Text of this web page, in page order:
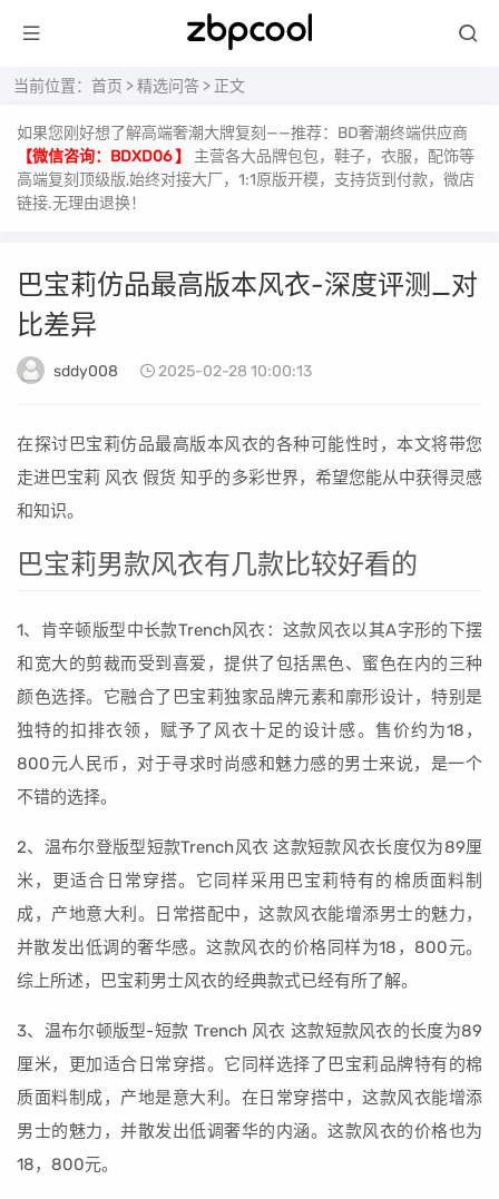
当前位置： 首页 >精选问答 > 正文
如果您刚好想了解高端奢潮大牌复刻——推荐：BD奢潮终端供应商
【微信咨询：BDXD06 】
主营各大品牌包包，鞋子，衣服，配饰等
高端复刻顶级版,始终对接大厂，1:1原版开模，支持货到付款，微店
链接.无理由退换！
巴宝莉仿品最高版本风衣-深度评测_对
比差异
sddy008 2025-02-28 10:00:13
在探讨巴宝莉仿品最高版本风衣的各种可能性时，本文将带您
走进巴宝莉 风衣 假货 知乎的多彩世界，希望您能从中获得灵感
和知识。
巴宝莉男款风衣有几款比较好看的
1、肯辛顿版型中长款Trench风衣：这款风衣以其A字形的下摆
和宽大的剪裁而受到喜爱，提供了包括黑色、蜜色在内的三种
颜色选择。它融合了巴宝莉独家品牌元素和廓形设计，特别是
独特的扣排衣领，赋予了风衣十足的设计感。售价约为18，
800元人民币，对于寻求时尚感和魅力感的男士来说，是一个
不错的选择。
2、温布尔登版型短款Trench风衣 这款短款风衣长度仅为89厘
米，更适合日常穿搭。它同样采用巴宝莉特有的棉质面料制
成，产地意大利。日常搭配中，这款风衣能增添男士的魅力，
并散发出低调的奢华感。这款风衣的价格同样为18，800元。
综上所述，巴宝莉男士风衣的经典款式已经有所了解。
3、温布尔顿版型-短款 Trench 风衣 这款短款风衣的长度为89
厘米，更加适合日常穿搭。它同样选择了巴宝莉品牌特有的棉
质面料制成，产地是意大利。在日常穿搭中，这款风衣能增添
男士的魅力，并散发出低调奢华的内涵。这款风衣的价格也为
18，800元。